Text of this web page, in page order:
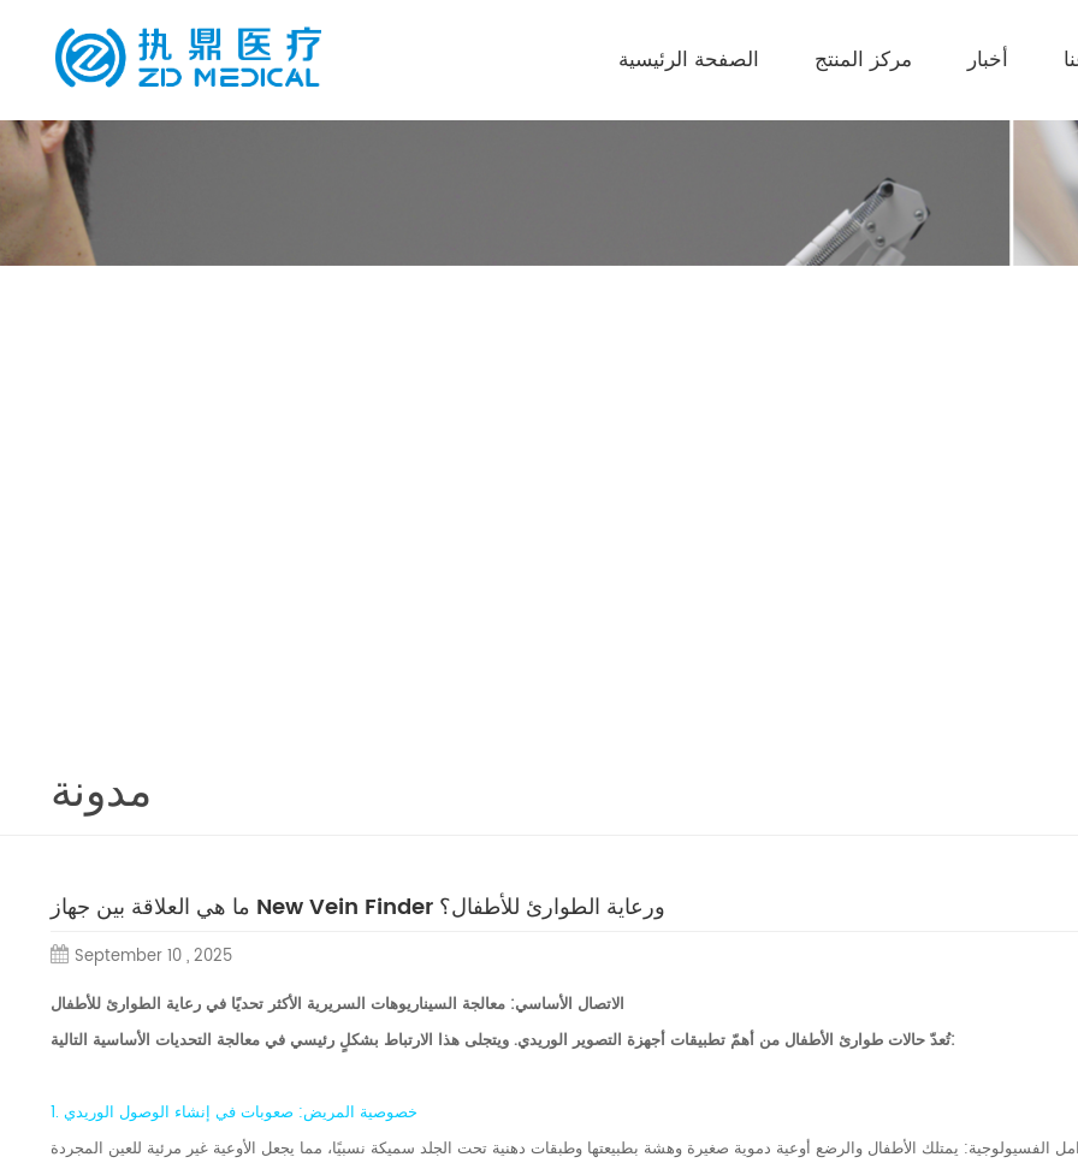
الصفحة الرئيسية مركز المنتج أخبار
مدونة
ما هي العلاقة بين جهاز New Vein Finder ورعاية الطوارئ للأطفال؟
September 10 , 2025
الاتصال الأساسي: معالجة السيناريوهات السريرية الأكثر تحديًا في رعاية الطوارئ للأطفال
تُعدّ حالات طوارئ الأطفال من أهمّ تطبيقات أجهزة التصوير الوريدي. ويتجلى هذا الارتباط بشكلٍ رئيسي في معالجة التحديات الأساسية التالية:
1. خصوصية المريض: صعوبات في إنشاء الوصول الوريدي
الفسيولوجية: يمتلك الأطفال والرضع أوعية دموية صغيرة وهشة بطبيعتها وطبقات دهنية تحت الجلد سميكة نسبيًا، مما يجعل الأوعية غير مرئية للعين المجردة